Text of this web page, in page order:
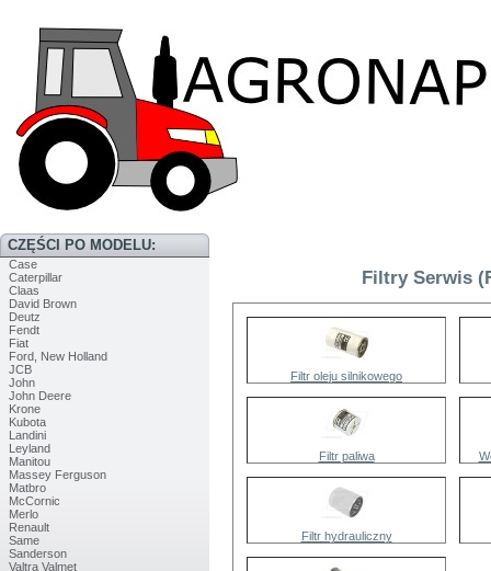
CZĘŚCI PO MODELU:
Case
Caterpillar
Claas
David Brown
Deutz
Fendt
Fiat
Ford, New Holland
JCB
John
John Deere
Krone
Kubota
Landini
Leyland
Manitou
Massey Ferguson
Matbro
McCornic
Merlo
Renault
Same
Sanderson
Valtra Valmet
Filtry Serwis
Filtr oleju silnikowego
Filtr paliwa
Filtr hydrauliczny